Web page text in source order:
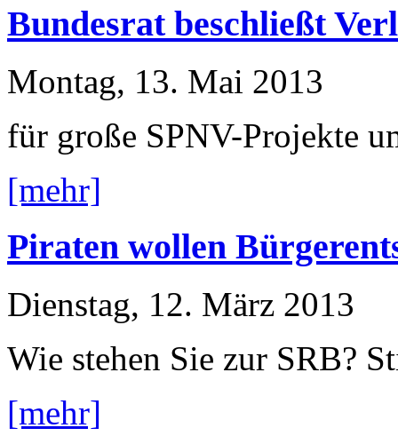
Bundesrat beschließt
Montag, 13. Mai 2013
für große SPNV-Projekte
[mehr]
Piraten wollen
Dienstag, 12. März 2013
Wie stehen Sie zur SRB?
[mehr]